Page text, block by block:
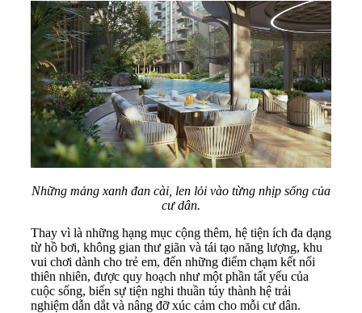
Những mảng xanh đan cài, len lỏi vào từng nhịp sống của
cư dân.
Thay vì là những hạng mục cộng thêm, hệ tiện ích đa dạng
từ hồ bơi, không gian thư giãn và tái tạo năng lượng, khu
vui chơi dành cho trẻ em, đến những điểm chạm kết nối
thiên nhiên, được quy hoạch như một phần tất yếu của
cuộc sống, biến sự tiện nghi thuần túy thành hệ trải
nghiệm dẫn dắt và nâng đỡ xúc cảm cho mỗi cư dân.